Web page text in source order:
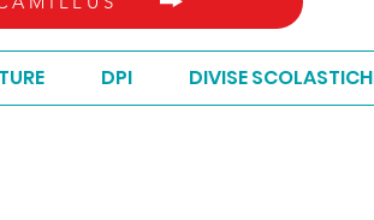
DPI DIVISE